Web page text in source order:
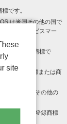
です。
は米国その他の国で
Inc. のサービスマー
LLC の商標で
ける登録商標または商
米国およびその他の
商標または登録商標
site